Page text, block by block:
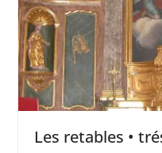
Les retables •